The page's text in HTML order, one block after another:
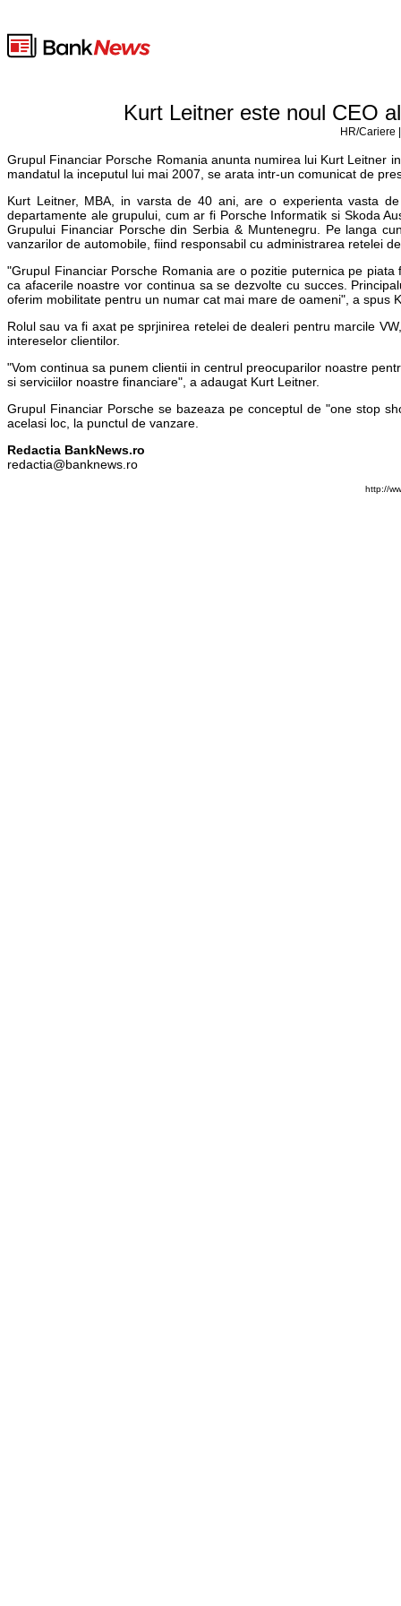
Kurt Leitner este noul CEO
HR/Cariere
Grupul Financiar Porsche Romania anunta numirea lui Kurt Leitner
mandatul la inceputul lui mai 2007, se arata intr-un comunicat de
Kurt Leitner, MBA, in varsta de 40 ani, are o experienta vasta
departamente ale grupului, cum ar fi Porsche Informatik si Skoda
Grupului Financiar Porsche din Serbia & Muntenegru. Pe langa
vanzarilor de automobile, fiind responsabil cu administrarea retelei
"Grupul Financiar Porsche Romania are o pozitie puternica pe
ca afacerile noastre vor continua sa se dezvolte cu succes.
oferim mobilitate pentru un numar cat mai mare de oameni", a spus
Rolul sau va fi axat pe sprjinirea retelei de dealeri pentru marcile
intereselor clientilor.
"Vom continua sa punem clientii in centrul preocuparilor noastre
si serviciilor noastre financiare", a adaugat Kurt Leitner.
Grupul Financiar Porsche se bazeaza pe conceptul de "one stop
acelasi loc, la punctul de vanzare.
Redactia BankNews.ro
redactia@banknews.ro
http://